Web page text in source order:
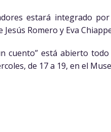
estará integrado
Romero y Eva
cuento” está abierto
de 17 a 19, en el